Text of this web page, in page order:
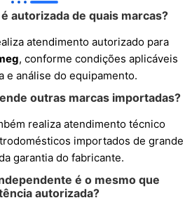
autorizada de quais marcas?
atendimento autorizado para
, conforme condições aplicáveis
e análise do equipamento.
outras marcas importadas?
realiza atendimento técnico
importados de grande
garantia do fabricante.
é o mesmo que
autorizada?